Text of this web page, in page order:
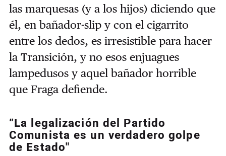
las marquesas (y a los hijos) diciendo que
él, en bañador-slip y con el cigarrito
entre los dedos, es irresistible para hacer
la Transición, y no esos enjuagues
lampedusos y aquel bañador horrible
que Fraga defiende.
“La legalización del Partido
Comunista es un verdadero golpe
de Estado"